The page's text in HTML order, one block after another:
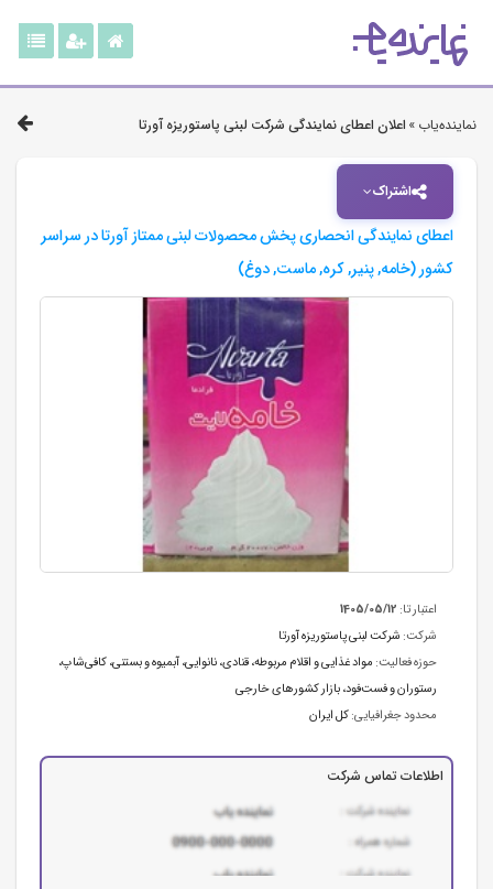
نماینده‌یاب » اعلان اعطای نمایندگی شرکت لبنی پاستوریزه آورتا
اشتراک
اعطای نمایندگی انحصاری پخش محصولات لبنی ممتاز آورتا در سراسر
کشور (خامه, پنیر, کره, ماست, دوغ)
اعتبار تا: 1405/05/12
شرکت: شرکت لبنی پاستوریزه آورتا
حوزه فعالیت: مواد غذایی و اقلام مربوطه،قنادی، نانوایی، آبمیوه و بستنی،کافی‌شاپ،
رستوران و فست‌فود،بازار کشورهای خارجی
محدود جغرافیایی:کل ایران
اطلاعات تماس شرکت